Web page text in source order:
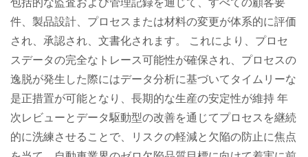
包括的な監査および管理記録を通じて、すべての顧客要
件、製品設計、プロセスまたは材料の変更が体系的に評価
され、承認され、文書化されます。 これにより、プロセ
スデータの完全なトレース可能性が確保され、プロセスの
逸脱が発生した際にはデータ分析に基づいてタイムリーな
是正措置が可能となり、長期的な生産の安定性が維持 年
次レビューとデータ駆動型の改善を通じてプロセスを継続
的に洗練させることで、リスクの軽減と欠陥の防止に焦点